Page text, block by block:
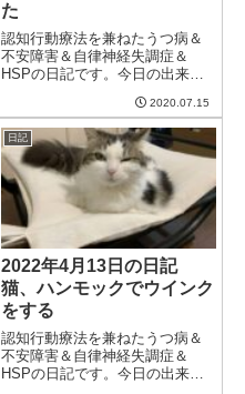
た
認知行動療法を兼ねたうつ病＆
不安障害＆自律神経失調症＆
HSPの日記です。今日の出来事
えない気候。鉄筋コンクリート
の家の中は暖かく変な感じ。先
日の強風で陶器の鉢が倒れて割
れてしまっていたのをようやく
交換した。交換...
2020.07.15
日記
2022年4月13日の日記
猫、ハンモックでウインク
をする
認知行動療法を兼ねたうつ病＆
不安障害＆自律神経失調症＆
HSPの日記です。今日の出来事